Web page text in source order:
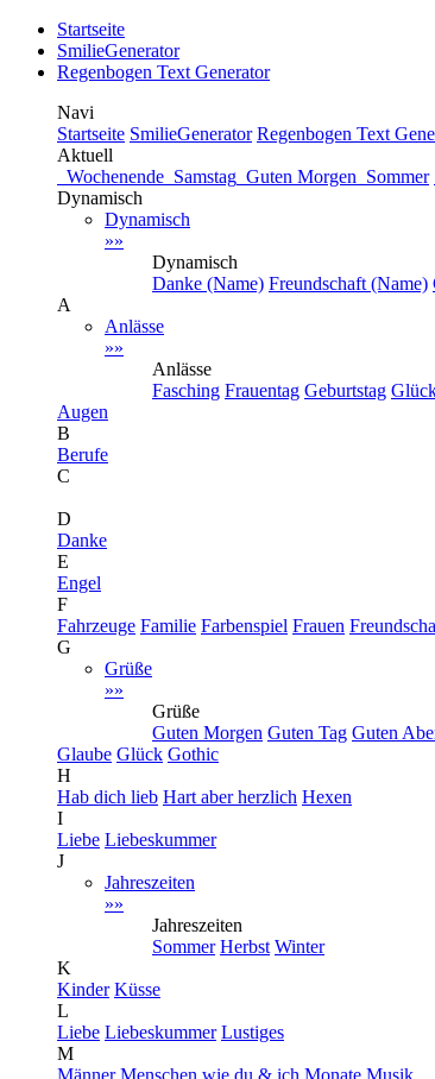
Startseite
SmilieGenerator
Regenbogen Text Generator
Navi
Startseite SmilieGenerator Regenbogen Text
Aktuell
Wochenende Samstag Guten Morgen Sommer
Dynamisch
Dynamisch
»»
Dynamisch
Danke (Name) Freundschaft (Name)
A
Anlässe
»»
Anlässe
Fasching Frauentag Geburtstag
Augen
B
Berufe
C
D
Danke
E
Engel
F
Fahrzeuge Familie Farbenspiel Frauen
G
Grüße
»»
Grüße
Guten Morgen Guten Tag Guten
Glaube Glück Gothic
H
Hab dich lieb Hart aber herzlich Hexen
I
Liebe Liebeskummer
J
Jahreszeiten
»»
Jahreszeiten
Sommer Herbst Winter
K
Kinder Küsse
L
Liebe Liebeskummer Lustiges
M
Männer Menschen wie du & ich Monate Musik